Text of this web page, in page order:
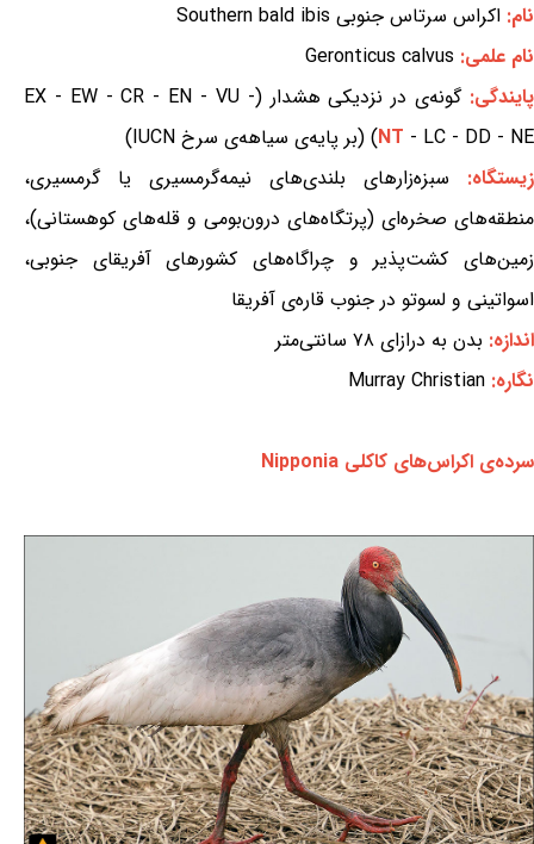
نام: اکراس سرتاس جنوبی Southern bald ibis
نام علمی: Geronticus calvus
پایندگی:گونه‌ی در نزدیکی هشدار (EX - EW - CR - EN - VU -
NT - LC - DD - NE) (بر پایه‌ی سیاهه‌ی سرخ IUCN)
زیستگاه: سبزه‌زارهای بلندی‌های نیمه‌گرمسیری یا گرمسیری،
منطقه‌های صخره‌ای (پرتگاه‌های درون‌بومی و قله‌های کوهستانی)،
زمین‌های کشت‌پذیر و چراگاه‌های کشورهای آفریقای جنوبی،
اسواتینی و لسوتو در جنوب قاره‌ی آفریقا
اندازه: بدن به درازای ۷۸ سانتی‌متر
نگاره: Murray Christian
سرده‌ی اکراس‌های کاکلی Nipponia